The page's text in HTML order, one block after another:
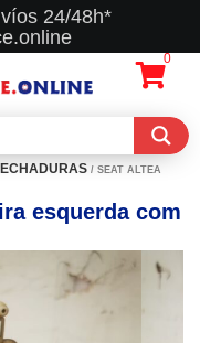
24/48h*
0
/ SEAT ALTEA
esquerda com